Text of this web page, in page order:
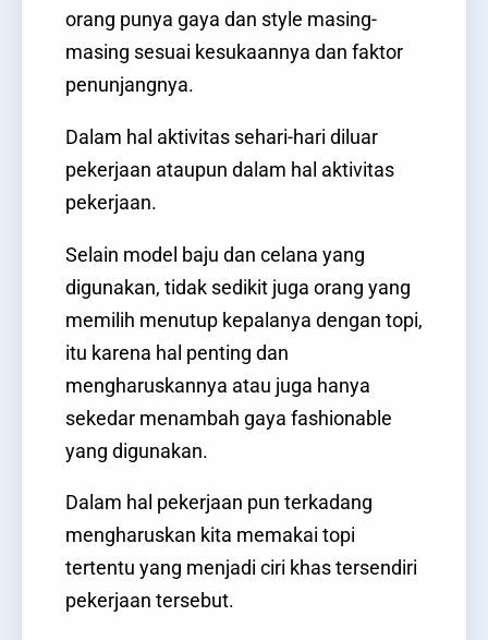
orang punya gaya dan style masing-
masing sesuai kesukaannya dan faktor
penunjangnya.
Dalam hal aktivitas sehari-hari diluar
pekerjaan ataupun dalam hal aktivitas
pekerjaan.
Selain model baju dan celana yang
digunakan, tidak sedikit juga orang yang
memilih menutup kepalanya dengan topi,
itu karena hal penting dan
mengharuskannya atau juga hanya
sekedar menambah gaya fashionable
yang digunakan.
Dalam hal pekerjaan pun terkadang
mengharuskan kita memakai topi
tertentu yang menjadi ciri khas tersendiri
pekerjaan tersebut.